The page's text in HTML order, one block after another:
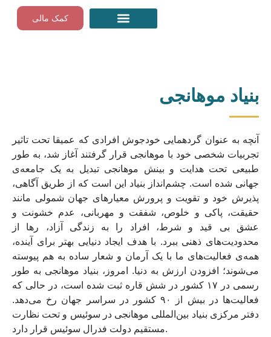
content
کمک مالی
بنیاد موهانجی
آنچه به عنوان گردهمایی خودجوش افرادی که عمیقا تحت تاثیر
تجربیات شخصی خود با موهانجی قرار گرفتند آغاز شد، به طور
طبیعی تحت هدایت و بینش موهانجی تبدیل به یک جامعه‌ی
جهانی شده است. چشم‌انداز بنیاد این است که از طریق آگاهی،
پذیرش خود و تقویت و پرورش معیارهای جهان شمولی مانند
حقیقت، پاکی و خلوص، شفقت و مهربانی، عدم خشونت و
عشق بی قید و شرط، افراد را به زندگی آزاد، رها از
محدودیت‌های ذهنی ببرد. با هدف ایجاد دنیایی بهتر برای آینده،
همه‌ی فعالیت‌های ما با یک آرمان و شعار ساده به هم پیوسته
می‌شوند؛ افزودن ارزش به دنیا. امروز، بنیاد موهانجی به طور
رسمی در ۱۷ کشور در شش قاره ثبت شده است، در حالی که
فعالیت‌ها در بیش از ۹۰ کشور در سراسر جهان رخ می‌دهد.
دفتر مرکزی بنیاد بین‌المللی موهانجی در سوئیس و تحت نظارت
مستقیم دولت فدرال سوئیس قرار دارد.